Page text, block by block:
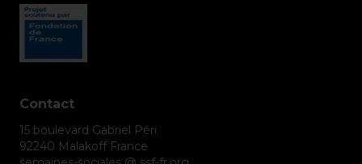
Contact
15 boulevard Gabriel Péri
92240 Malakoff France